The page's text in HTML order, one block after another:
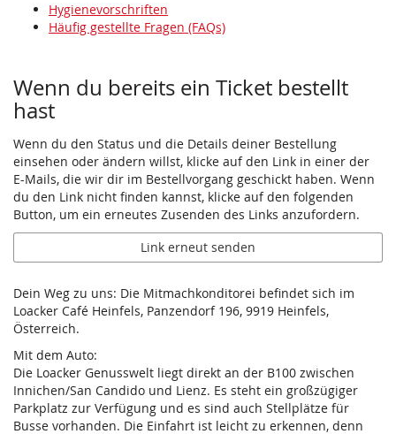
Hygienevorschriften
Häufig gestellte Fragen (FAQs)
Wenn du bereits ein Ticket bestellt
hast
Wenn du den Status und die Details deiner Bestellung
einsehen oder ändern willst, klicke auf den Link in einer der
E-Mails, die wir dir im Bestellvorgang geschickt haben. Wenn
du den Link nicht finden kannst, klicke auf den folgenden
Button, um ein erneutes Zusenden des Links anzufordern.
Link erneut senden
Dein Weg zu uns: Die Mitmachkonditorei befindet sich im
Loacker Café Heinfels, Panzendorf 196, 9919 Heinfels,
Österreich.
Mit dem Auto:
Die Loacker Genusswelt liegt direkt an der B100 zwischen
Innichen/San Candido und Lienz. Es steht ein großzügiger
Parkplatz zur Verfügung und es sind auch Stellplätze für
Busse vorhanden. Die Einfahrt ist leicht zu erkennen, denn